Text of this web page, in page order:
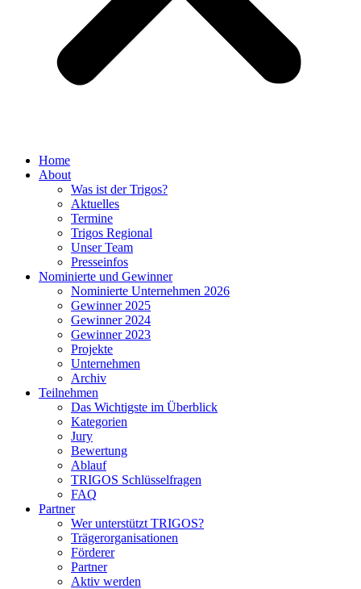
Home
About
Was ist der Trigos?
Aktuelles
Termine
Trigos Regional
Unser Team
Presseinfos
Nominierte und Gewinner
Nominierte Unternehmen 2026
Gewinner 2025
Gewinner 2024
Gewinner 2023
Projekte
Unternehmen
Archiv
Teilnehmen
Das Wichtigste im Überblick
Kategorien
Jury
Bewertung
Ablauf
TRIGOS Schlüsselfragen
FAQ
Partner
Wer unterstützt TRIGOS?
Trägerorganisationen
Förderer
Partner
Aktiv werden